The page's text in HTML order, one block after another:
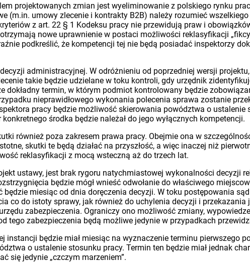
projektowanych zmian jest wyeliminowanie z polskiego rynku
(m.in. umowy zlecenie i kontrakty B2B) należy rozumieć
z art. 22 § 1 Kodeksu pracy nie przewidują praw i
nowe uprawnienie w postaci możliwości reklasyfikacji
podkreślić, że kompetencji tej nie będą posiadać inspektorzy
administracyjnej. W odróżnieniu od poprzedniej wersji
takie będzie udzielane w toku kontroli, gdy urzędnik
dokładny termin, w którym podmiot kontrolowany będzie
nieprawidłowego wykonania polecenia sprawa zostanie
pracy będzie możliwość skierowania powództwa o ustalenie
środka będzie należał do jego wyłącznych kompetencji.
również poza zakresem prawa pracy. Obejmie ona w
skutki te będą działać na przyszłość, a więc inaczej niż
reklasyfikacji z mocą wsteczną aż do trzech lat.
ustawy, jest brak rygoru natychmiastowej wykonalności decyzji
będzie mógł wnieść odwołanie do właściwego
miesiąc od dnia doręczenia decyzji. W toku postępowania
co do istoty sprawy, jak również do uchylenia decyzji i
zabezpieczenia. Ograniczy ono możliwość zmiany,
tego zabezpieczenia będą możliwe jedynie w przypadkach
instancji będzie miał miesiąc na wyznaczenie terminu pierwszego
o ustalenie stosunku pracy. Termin ten będzie miał jednak
się jedynie „czczym marzeniem”.